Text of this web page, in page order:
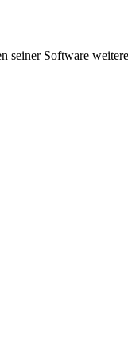
Software